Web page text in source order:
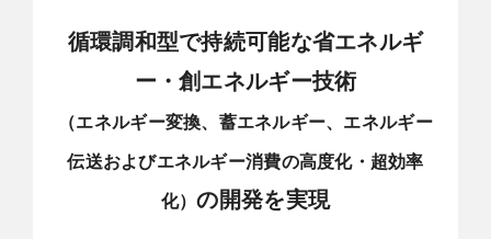
循環調和型で持続可能な省エネルギ
ー・創エネルギー技術
（エネルギー変換、蓄エネルギー、エネルギー
伝送およびエネルギー消費の高度化・超効率
化）の開発を実現